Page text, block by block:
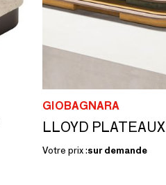
GIOBAGNARA
Votre prix :sur demande